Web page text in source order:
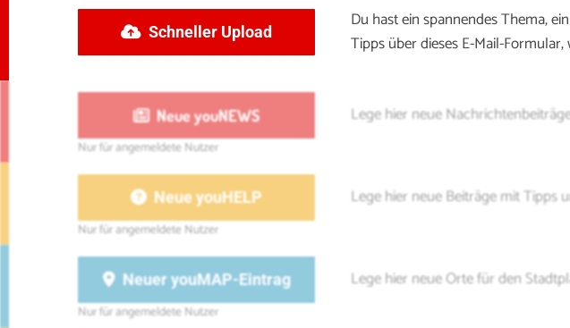
Schneller Upload
Du hast ein spannendes Thema,
Tipps über dieses E-Mail-
Neue youNEWS Lege hier neue
Neue youHELP Lege hier neue Beiträge mit Tipps
Neuer youMAP-Eintrag Lege hier neue Orte für den